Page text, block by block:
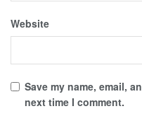
Website
Save my name, email,
next time I comment.